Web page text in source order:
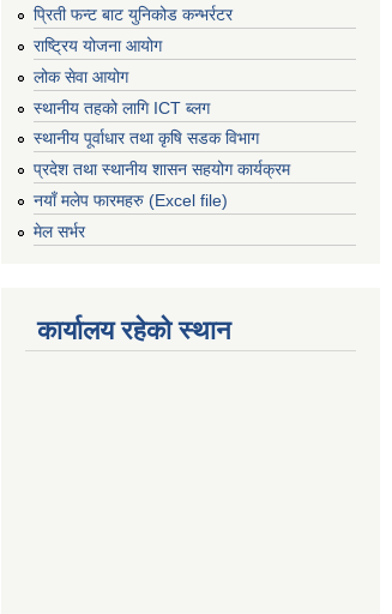
प्रिती फन्ट बाट युनिकोड कन्भर्रटर
राष्ट्रिय योजना आयोग
लोक सेवा आयोग
स्थानीय तहको लागि ICT ब्लग
स्थानीय पूर्वाधार तथा कृषि सडक विभाग
प्रदेश तथा स्थानीय शासन सहयोग कार्यक्रम
नयाँ मलेप फारमहरु (Excel file)
मेल सर्भर
कार्यालय रहेको स्थान